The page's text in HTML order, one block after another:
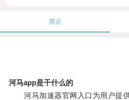
简介
河马app是干什么的
河马加速器官网入口为用户提